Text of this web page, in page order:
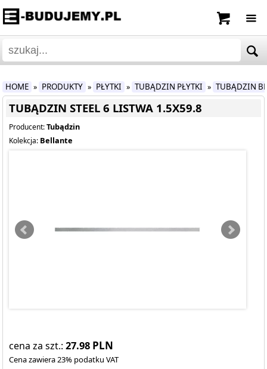
HOME » PRODUKTY » PŁYTKI » TUBĄDZIN PŁYTKI » TUBĄDZIN
TUBĄDZIN STEEL 6 LISTWA 1.5X59.8
Producent:Tubądzin
Kolekcja: Bellante
cena za szt.:27.98 PLN
Cena zawiera 23% podatku VAT